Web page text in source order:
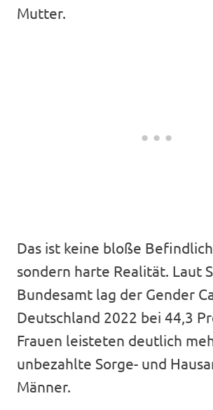
Mutter.
Das ist keine bloße
sondern harte Realität. Laut
Bundesamt lag der Gender
Deutschland 2022 bei 44,3
Frauen leisteten deutlich
unbezahlte Sorge- und
Männer.